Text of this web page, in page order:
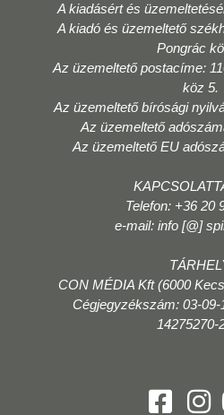
A kiadásért és
A kiadó és üzemeltető
Pongrác
Az üzemeltető postacíme:
köz 5.
Az üzemeltető bírósági
Az üzemeltető
Az üzemeltető EU
Telefon: +36 20
e-mail: info [@]
CON MÉDIA Kft (6000
Cégjegyzékszám: 03-09-
14275270-